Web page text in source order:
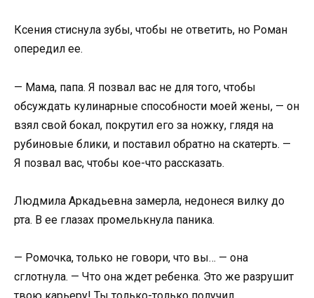
Ксения стиснула зубы, чтобы не ответить, но Роман
опередил ее.
— Мама, папа. Я позвал вас не для того, чтобы
обсуждать кулинарные способности моей жены, — он
взял свой бокал, покрутил его за ножку, глядя на
рубиновые блики, и поставил обратно на скатерть. —
Я позвал вас, чтобы кое-что рассказать.
Людмила Аркадьевна замерла, недонеся вилку до
рта. В ее глазах промелькнула паника.
— Ромочка, только не говори, что вы… — она
сглотнула. — Что она ждет ребенка. Это же разрушит